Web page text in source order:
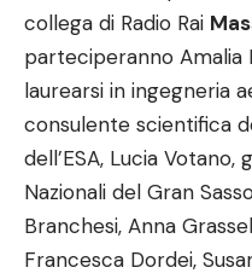
collega di Radio Rai
parteciperanno Amalia
laurearsi in ingegneria
consulente scientifica
dell’ESA, Lucia
Nazionali del Gran
Branchesi, Anna
Francesca Dordei,